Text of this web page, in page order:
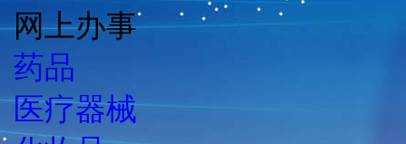
网上办事
药品
医疗器械